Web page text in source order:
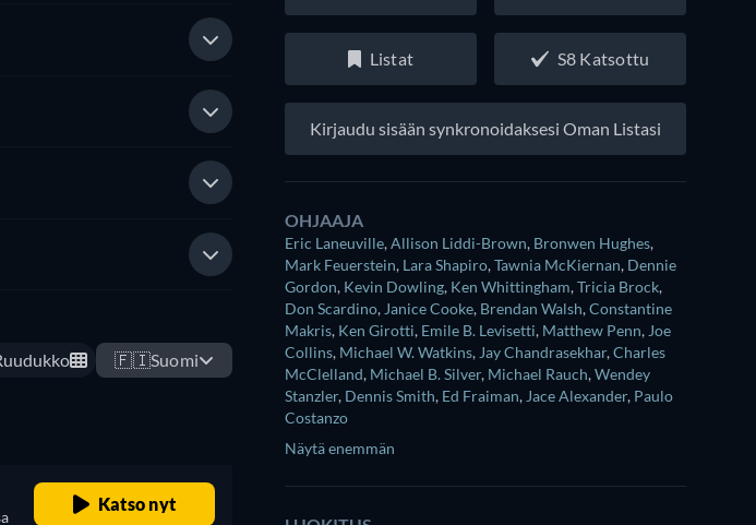
🇫🇮Suomi
Katso nyt
Listat S8 Katsottu
Kirjaudu sisään synkronoidaksesi Oman Listasi
OHJAAJA
Eric Laneuville,Allison Liddi-Brown, Bronwen Hughes,
Mark Feuerstein, Lara Shapiro,Tawnia McKiernan, Dennie
Gordon, Kevin Dowling, Ken Whittingham,Tricia Brock,
Don Scardino, Janice Cooke, Brendan Walsh,Constantine
Makris, Ken Girotti, Emile B. Levisetti, Matthew Penn, Joe
Collins, Michael W. Watkins, Jay Chandrasekhar,Charles
McClelland, Michael B. Silver, Michael Rauch,Wendey
Stanzler, Dennis Smith, Ed Fraiman, Jace Alexander, Paulo
Costanzo
Näytä enemmän